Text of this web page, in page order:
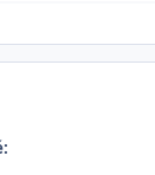
topic overview